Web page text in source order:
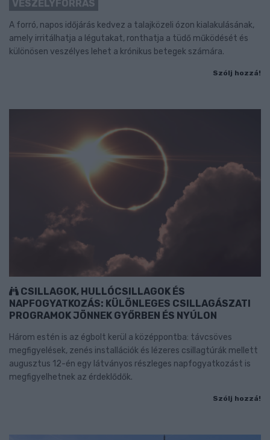
VESZÉLYFORRÁS
A forró, napos időjárás kedvez a talajközeli ózon kialakulásának,
amely irritálhatja a légutakat, ronthatja a tüdő működését és
különösen veszélyes lehet a krónikus betegek számára.
Szólj hozzá!
CSILLAGOK, HULLÓCSILLAGOK ÉS
NAPFOGYATKOZÁS: KÜLÖNLEGES CSILLAGÁSZATI
PROGRAMOK JÖNNEK GYŐRBEN ÉS NYÚLON
Három estén is az égbolt kerül a középpontba: távcsöves
megfigyelések, zenés installációk és lézeres csillagtúrák mellett
augusztus 12-én egy látványos részleges napfogyatkozást is
megfigyelhetnek az érdeklődők.
Szólj hozzá!